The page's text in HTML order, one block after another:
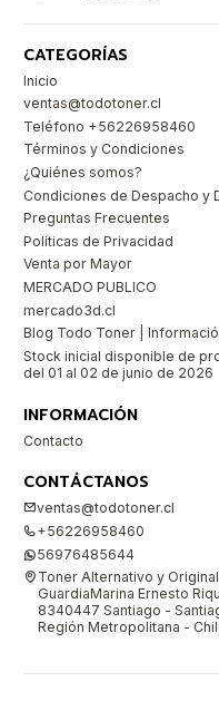
CATEGORÍAS
Inicio
ventas@todotoner.cl
Teléfono +56226958460
Términos y Condiciones
¿Quiénes somos?
Condiciones de Despacho y
Preguntas Frecuentes
Políticas de Privacidad
Venta por Mayor
MERCADO PUBLICO
mercado3d.cl
Blog Todo Toner |
Stock inicial disponible de
del 01 al 02 de junio de 2026
INFORMACIÓN
Contacto
CONTÁCTANOS
ventas@todotoner.cl
+56226958460
56976485644
Toner Alternativo y
GuardiaMarina Ernesto
8340447 Santiago -
Región Metropolitana -